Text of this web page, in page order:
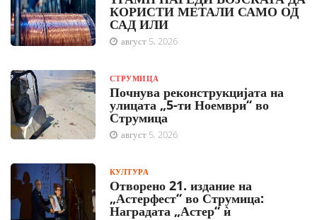
КОРИСТИ МЕТАЛИ САМО ОД
САД ИЛИ
август 5, 2026
СТРУМИЦА
Почнува реконструкцијата на
улицата „5-ти Ноември“ во
Струмица
август 5, 2026
КУЛТУРА
Отворено 21. издание на
„Астерфест“ во Струмица:
Наградата „Астер“ ѝ